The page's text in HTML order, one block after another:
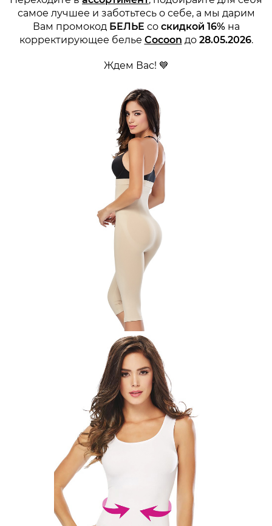
самое лучшее и заботьтесь о себе, а мы дарим
Вам промокод БЕЛЬЕ со скидкой 16%на
корректирующее белье Cocoon до 28.05.2026.
Ждем Вас! 💙